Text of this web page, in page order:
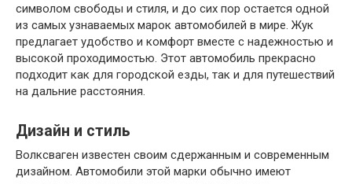
символом свободы и стиля, и до сих пор остается одной
из самых узнаваемых марок автомобилей в мире. Жук
предлагает удобство и комфорт вместе с надежностью и
высокой проходимостью. Этот автомобиль прекрасно
подходит как для городской езды, так и для путешествий
на дальние расстояния.
Дизайн и стиль
Волксваген известен своим сдержанным и современным
дизайном. Автомобили этой марки обычно имеют